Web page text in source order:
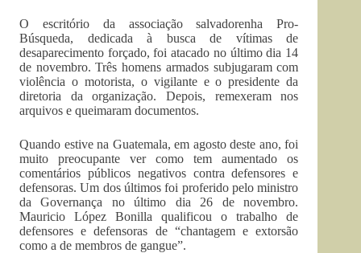
O escritório da associação salvadorenha Pro-
Búsqueda, dedicada à busca de vítimas de
desaparecimento forçado, foi atacado no último dia 14
de novembro. Três homens armados subjugaram com
violência o motorista, o vigilante e o presidente da
diretoria da organização. Depois, remexeram nos
arquivos e queimaram documentos.
Quando estive na Guatemala, em agosto deste ano, foi
muito preocupante ver como tem aumentado os
comentários públicos negativos contra defensores e
defensoras. Um dos últimos foi proferido pelo ministro
da Governança no último dia 26 de novembro.
Mauricio López Bonilla qualificou o trabalho de
defensores e defensoras de “chantagem e extorsão
como a de membros de gangue”.